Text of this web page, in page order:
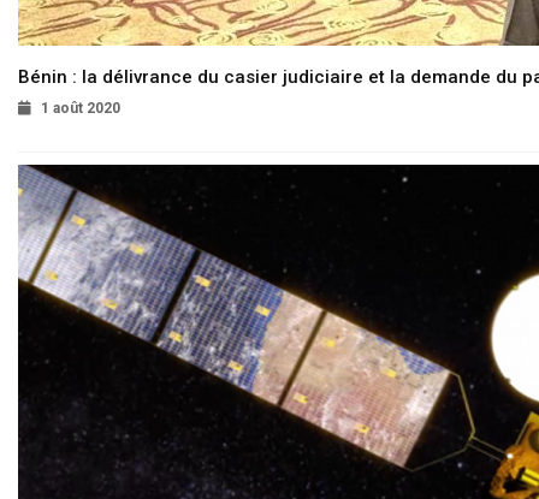
Bénin : la délivrance du casier judiciaire et la demande du
1 août 2020